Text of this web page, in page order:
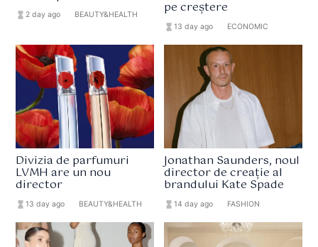
hourglass_full 2 day ago BEAUTY&HEALTH pe creștere
hourglass_full 13 day ago ECONOMIC
Divizia de parfumuri
LVMH are un nou
director
hourglass_full13 day ago BEAUTY&HEALTH
Jonathan Saunders, noul
director de creație al
brandului Kate Spade
hourglass_full 14 day ago FASHION